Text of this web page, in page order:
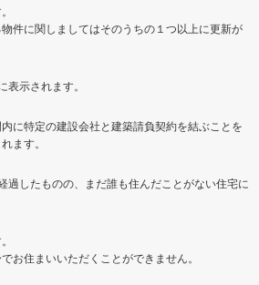
件に関しましてはそのうちの１つ以上に更新が
示されます。
に特定の建設会社と建築請負契約を結ぶことを
ます。
過したものの、まだ誰も住んだことがない住宅に
お住まいいただくことができません。